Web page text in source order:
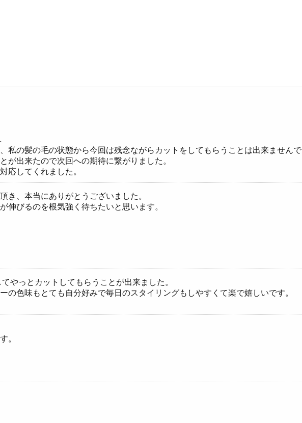
私の髪の毛の状態から今回は残念ながらカットをしてもらうことは出来ません
が出来たので次回への期待に繋がりました。
応してくれました。
き、本当にありがとうございました。
伸びるのを根気強く待ちたいと思います。
やっとカットしてもらうことが出来ました。
の色味もとても自分好みで毎日のスタイリングもしやすくて楽で嬉しいです。
。